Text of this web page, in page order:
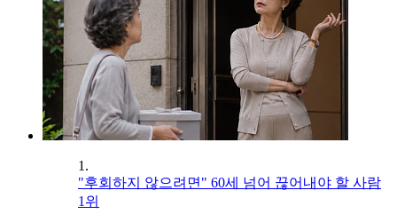
1.
"후회하지 않으려면" 60세 넘어 끊어내야 할 사람
1위